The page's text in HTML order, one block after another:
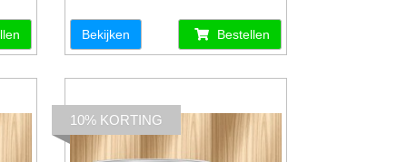
Bekijken Bestellen
10% KORTING